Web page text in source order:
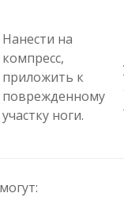
Нанести на
компресс,
приложить к
поврежденному
участку ноги.